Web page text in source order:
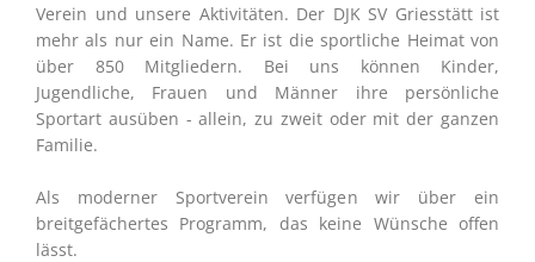
Verein und unsere Aktivitäten. Der DJK SV Griesstätt ist
mehr als nur ein Name. Er ist die sportliche Heimat von
über 850 Mitgliedern. Bei uns können Kinder,
Jugendliche, Frauen und Männer ihre persönliche
Sportart ausüben - allein, zu zweit oder mit der ganzen
Familie.
Als moderner Sportverein verfügen wir über ein
breitgefächertes Programm, das keine Wünsche offen
lässt.